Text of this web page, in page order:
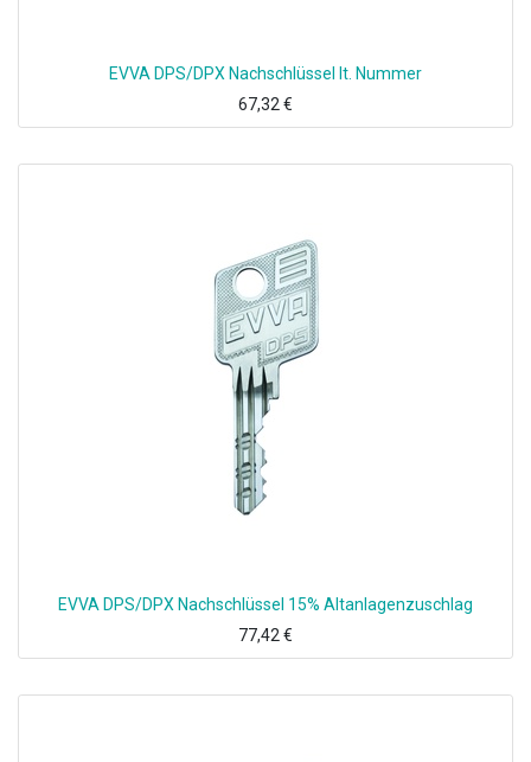
EVVA DPS/DPX Nachschlüssel lt. Nummer
67,32 €
EVVA DPS/DPX Nachschlüssel 15% Altanlagenzuschlag
77,42 €